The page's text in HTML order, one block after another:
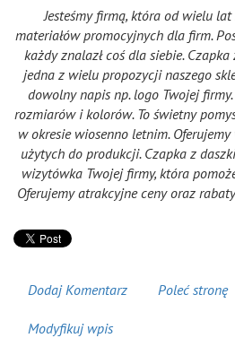
Jesteśmy firmą, która od wielu
materiałów promocyjnych dla firm.
każdy znalazł coś dla siebie.
jedna z wielu propozycji naszego
dowolny napis np. logo Twojej
rozmiarów i kolorów. To świetny
w okresie wiosenno letnim.
użytych do produkcji. Czapka z
wizytówka Twojej firmy, która
Oferujemy atrakcyjne ceny oraz
Dodaj Komentarz Poleć stronę
Modyfikuj wpis